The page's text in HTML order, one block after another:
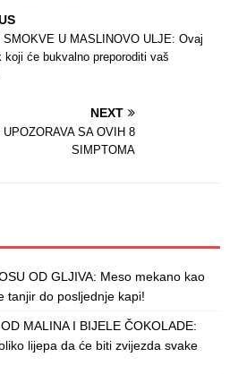
SMOKVE U MASLINOVO ULJE: Ovaj
koji će bukvalno preporoditi vaš
NEXT
SA OVIH 8
SIMPTOMA
OD GLJIVA: Meso mekano kao
tanjir do posljednje kapi!
MALINA I BIJELE ČOKOLADE:
lijepa da će biti zvijezda svake